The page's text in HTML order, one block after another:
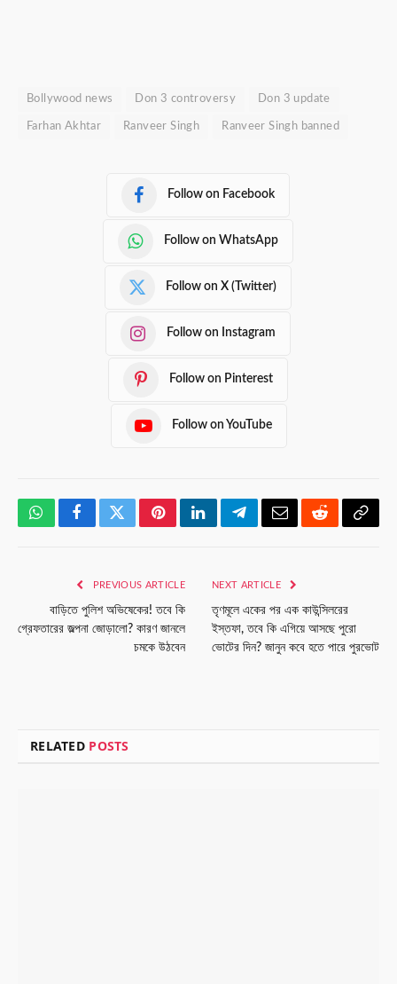
Bollywood news Don 3 controversy Don 3 update
Farhan Akhtar Ranveer Singh Ranveer Singh banned
Follow on Facebook
Follow on WhatsApp
Follow on X (Twitter)
Follow on Instagram
Follow on Pinterest
Follow on YouTube
WhatsAppFacebookTwitterPinterestLinkedInTelegramEmailRedditCopy
PREVIOUS ARTICLE
বাড়িতে পুলিশ অভিষেকের! তবে কি
গ্রেফতারের জল্পনা জোড়ালো? কারণ জানলে
চমকে উঠবেন
NEXT ARTICLE
তৃণমূলে একের পর এক কাউন্সিলরের
ইস্তফা, তবে কি এগিয়ে আসছে পুরো
ভোটের দিন? জানুন কবে হতে পারে পুরভোট
RELATED POSTS